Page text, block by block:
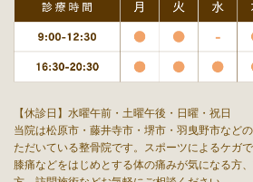
【休診日】水曜午前・土曜午後・日曜・祝日
当院は松原市・藤井寺市・堺市・羽曳野市など
ただいている整骨院です。スポーツによるケガ
膝痛などをはじめとする体の痛みが気になる方